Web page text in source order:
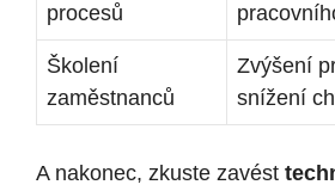
procesů
Školení
zaměstnanců
Zvýšení
snížení
A nakonec, zkuste zavést